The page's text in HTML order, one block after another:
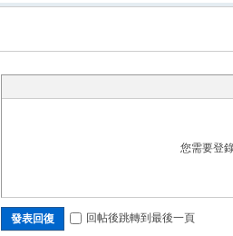
您需要登
發表回復 回帖後跳轉到最後一頁